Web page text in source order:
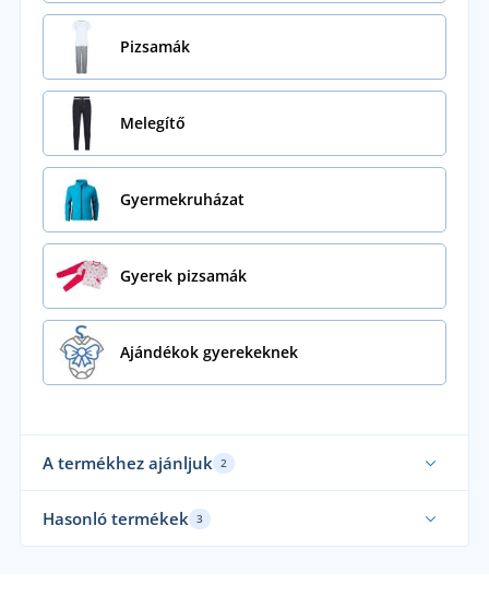
Pizsamák
Melegítő
Gyermekruházat
Gyerek pizsamák
Ajándékok gyerekeknek
A termékhez ajánljuk 2
Hasonló termékek 3